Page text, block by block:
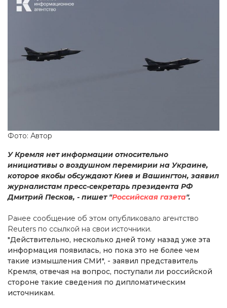
Фото: Автор
У Кремля нет информации относительно
инициативы о воздушном перемирии на Украине,
которое якобы обсуждают Киев и Вашингтон, заявил
журналистам пресс-секретарь президента РФ
Дмитрий Песков, - пишет "Российская газета".
Ранее сообщение об этом опубликовало агентство
Reuters по ссылкой на свои источники.
"Действительно, несколько дней тому назад уже эта
информация появилась, но пока это не более чем
такие измышления СМИ", - заявил представитель
Кремля, отвечая на вопрос, поступали ли российской
стороне такие сведения по дипломатическим
источникам.